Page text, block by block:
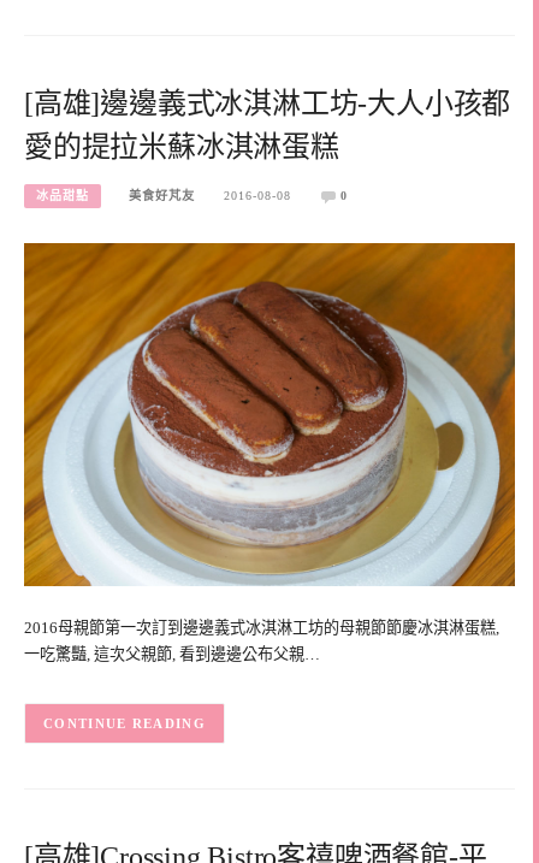
[高雄]邊邊義式冰淇淋工坊-大人小孩都
愛的提拉米蘇冰淇淋蛋糕
冰品甜點 美食好芃友 2016-08-08 0
2016母親節第一次訂到邊邊義式冰淇淋工坊的母親節節慶冰淇淋蛋糕,
一吃驚豔, 這次父親節, 看到邊邊公布父親…
CONTINUE READING